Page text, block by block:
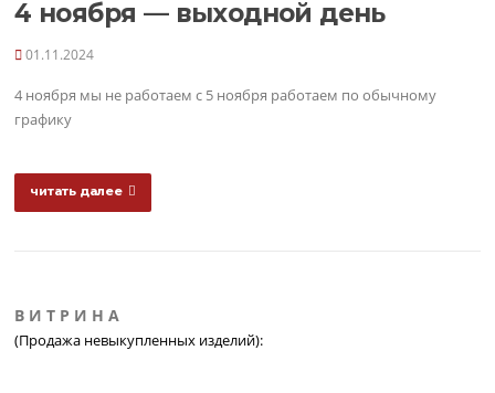
4 ноября — выходной день
01.11.2024
4 ноября мы не работаем с 5 ноября работаем по обычному
графику
читать далее
В И Т Р И Н А
(Продажа невыкупленных изделий):